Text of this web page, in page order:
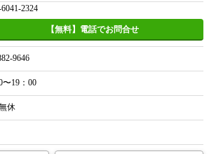
2324
【無料】電話でお問合せ
9646
〜19：00
休